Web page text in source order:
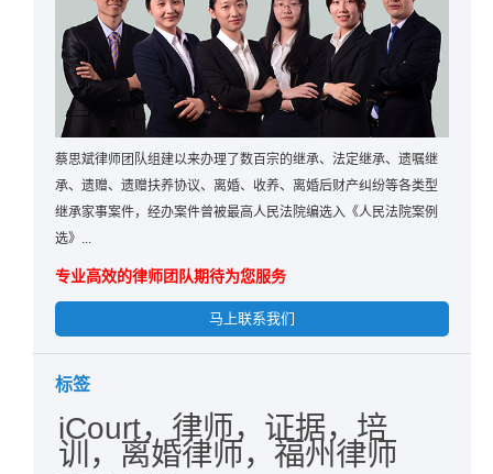
蔡思斌律师团队组建以来办理了数百宗的继承、法定继承、遗嘱继
承、遗赠、遗赠扶养协议、离婚、收养、离婚后财产纠纷等各类型
继承家事案件，经办案件曾被最高人民法院编选入《人民法院案例
选》...
专业高效的律师团队期待为您服务
马上联系我们
标签
iCourt，律师，证据，培
训，离婚律师，福州律师